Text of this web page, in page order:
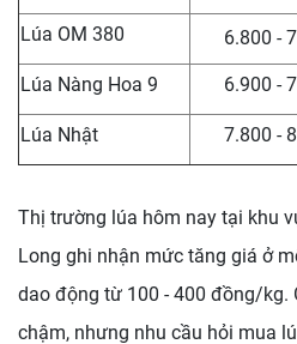
Lúa OM 380 6.800 -
Lúa Nàng Hoa 9 6.900 -
Lúa Nhật 7.800 -
Thị trường lúa hôm nay tại khu
Long ghi nhận mức tăng giá ở
dao động từ 100 - 400 đồng/kg.
chậm, nhưng nhu cầu hỏi mua